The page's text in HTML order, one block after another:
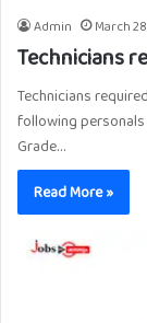
Admin March
Technicians
Technicians
following
Grade…
Read More »